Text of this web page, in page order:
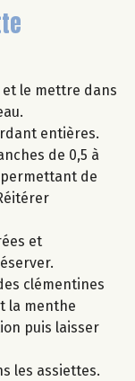
et le mettre dans
entières.
de 0,5 à
de
et
clémentines
la menthe
puis laisser
les assiettes.